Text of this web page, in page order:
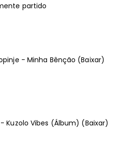
partido
- Minha Bênção (Baixar)
Kuzolo Vibes (Álbum) (Baixar)